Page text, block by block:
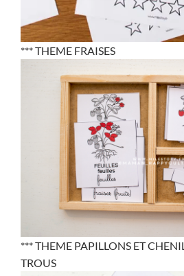
*** THEME FRAISES
*** THEME PAPILLONS ET
TROUS